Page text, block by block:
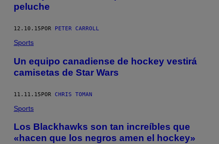
peluche
12.10.15POR PETER CARROLL
Sports
Un equipo canadiense de hockey vestirá
camisetas de Star Wars
11.11.15POR CHRIS TOMAN
Sports
Los Blackhawks son tan increíbles que
«hacen que los negros amen el hockey»